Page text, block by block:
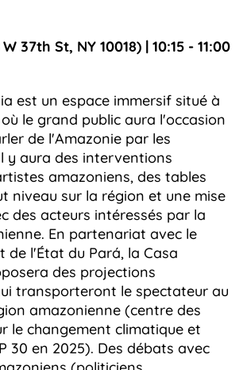
37th St, NY 10018) | 10:15 - 11:00
est un espace immersif situé à
le grand public aura l'occasion
de l'Amazonie par les
y aura des interventions
amazoniens, des tables
niveau sur la région et une mise
des acteurs intéressés par la
En partenariat avec le
de l'État du Pará, la Casa
des projections
transporteront le spectateur au
amazonienne (centre des
le changement climatique et
30 en 2025). Des débats avec